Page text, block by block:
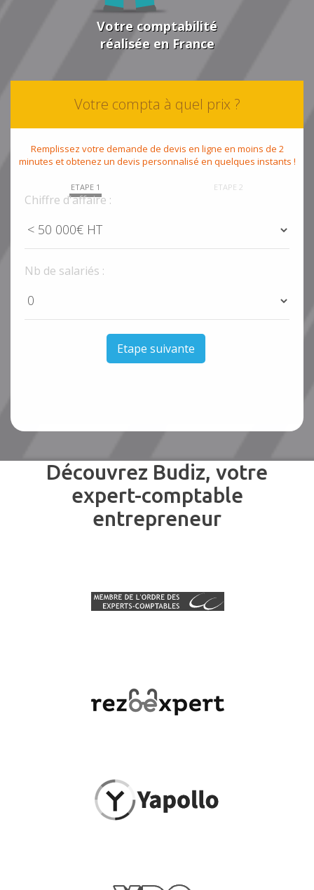
Votre comptabilité
réalisée en France
Votre compta à quel prix ?
Remplissez votre demande de devis en ligne en moins de 2
minutes et obtenez un devis personnalisé en quelques instants !
ETAPE 1 ETAPE 2
Chiffre d'affaire :
Nb de salariés :
Etape suivante
Découvrez Budiz, votre
expert-comptable
entrepreneur